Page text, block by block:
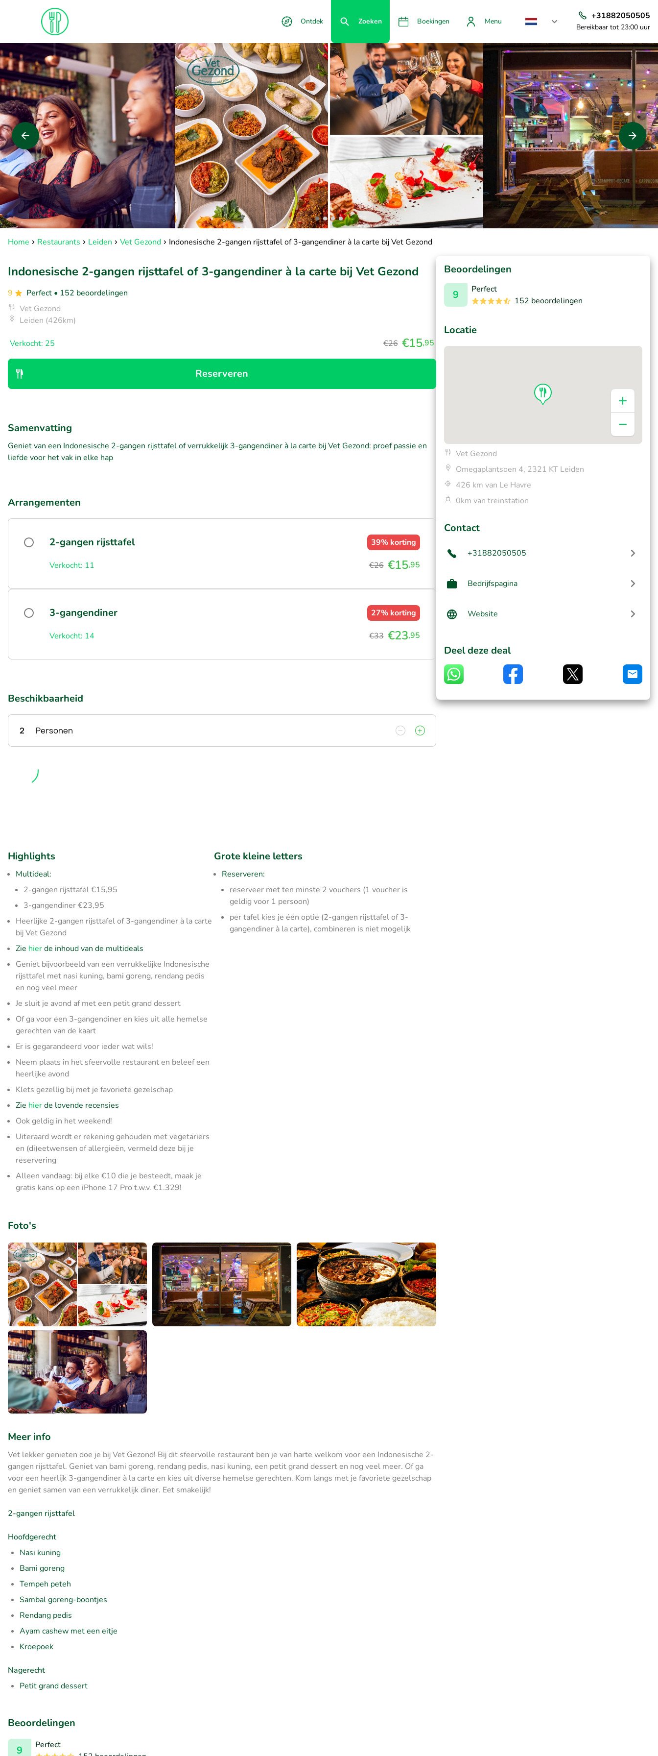
Ontdek Zoeken Boekingen Menu
+31882050505
Bereikbaar tot 23:00 uur
Home Restaurants Leiden Vet Gezond Indonesische 2-gangen rijsttafel of 3-gangendiner à la carte bij Vet Gezond
Indonesische 2-gangen rijsttafel of 3-gangendiner à la carte bij Vet Gezond
9 Perfect • 152 beoordelingen
Vet Gezond
Leiden (426km)
Verkocht: 25 €26 €15,95
Reserveren
Samenvatting
Geniet van een Indonesische 2-gangen rijsttafel of verrukkelijk 3-gangendiner à la carte bij Vet Gezond: proef passie en
liefde voor het vak in elke hap
Arrangementen
2-gangen rijsttafel 39% korting
Verkocht: 11 €26 €15,95
3-gangendiner 27% korting
Verkocht: 14 €33 €23,95
Beschikbaarheid
2 Personen
Highlights
Multideal:
2-gangen rijsttafel €15,95
3-gangendiner €23,95
Heerlijke 2-gangen rijsttafel of 3-gangendiner à la carte
bij Vet Gezond
Zie hierde inhoud van de multideals
Geniet bijvoorbeeld van een verrukkelijke Indonesische
rijsttafel met nasi kuning, bami goreng, rendang pedis
en nog veel meer
Je sluit je avond af met een petit grand dessert
Of ga voor een 3-gangendiner en kies uit alle hemelse
gerechten van de kaart
Er is gegarandeerd voor ieder wat wils!
Neem plaats in het sfeervolle restaurant en beleef een
heerlijke avond
Klets gezellig bij met je favoriete gezelschap
Zie hierde lovende recensies
Ook geldig in het weekend!
Uiteraard wordt er rekening gehouden met vegetariërs
en (di)eetwensen of allergieën, vermeld deze bij je
reservering
Alleen vandaag: bij elke €10 die je besteedt, maak je
gratis kans op een iPhone 17 Pro t.w.v. €1.329!
Grote kleine letters
Reserveren:
reserveer met ten minste 2 vouchers (1 voucher is
geldig voor 1 persoon)
per tafel kies je één optie (2-gangen rijsttafel of 3-
gangendiner à la carte), combineren is niet mogelijk
Foto's
Meer info
Vet lekker genieten doe je bij Vet Gezond! Bij dit sfeervolle restaurant ben je van harte welkom voor een Indonesische 2-
gangen rijsttafel. Geniet van bami goreng, rendang pedis, nasi kuning, een petit grand dessert en nog veel meer. Of ga
voor een heerlijk 3-gangendiner à la carte en kies uit diverse hemelse gerechten. Kom langs met je favoriete gezelschap
en geniet samen van een verrukkelijk diner. Eet smakelijk!
2-gangen rijsttafel
Hoofdgerecht
Nasi kuning
Bami goreng
Tempeh peteh
Sambal goreng-boontjes
Rendang pedis
Ayam cashew met een eitje
Kroepoek
Nagerecht
Petit grand dessert
Beoordelingen
9
Perfect
Beoordelingen
9
Perfect
152 beoordelingen
Locatie
Vet Gezond
Omegaplantsoen 4, 2321 KT Leiden
426 km van Le Havre
0km van treinstation
Contact
+31882050505
Bedrijfspagina
Website
Deel deze deal